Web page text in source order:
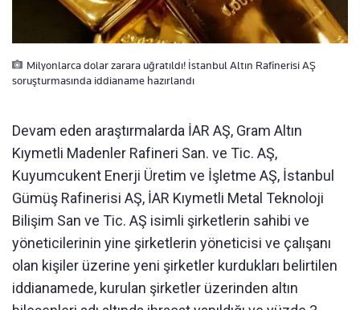
Milyonlarca dolar zarara uğratıldı! İstanbul Altın Rafinerisi AŞ
soruşturmasında iddianame hazırlandı
Devam eden araştırmalarda İAR AŞ, Gram Altın
Kıymetli Madenler Rafineri San. ve Tic. AŞ,
Kuyumcukent Enerji Üretim ve İşletme AŞ, İstanbul
Gümüş Rafinerisi AŞ, İAR Kıymetli Metal Teknoloji
Bilişim San ve Tic. AŞ isimli şirketlerin sahibi ve
yöneticilerinin yine şirketlerin yöneticisi ve çalışanı
olan kişiler üzerine yeni şirketler kurdukları belirtilen
iddianamede, kurulan şirketler üzerinden altın